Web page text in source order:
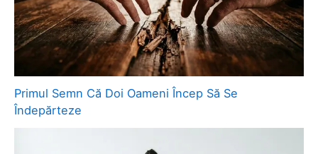
Primul Semn Că Doi Oameni Încep Să Se
Îndepărteze